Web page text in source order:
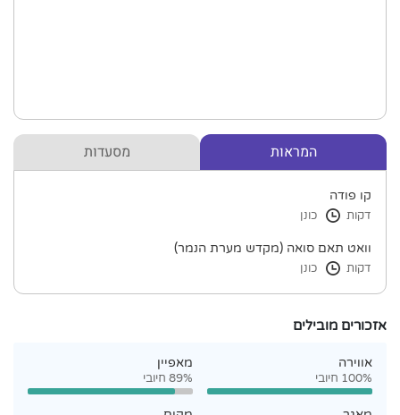
המראות מסעדות
קו פודה
דקות כונן
וואט תאם סואה (מקדש מערת הנמר)
דקות כונן
אזכורים מובילים
אווירה
100% חיובי
מאפיין
89% חיובי